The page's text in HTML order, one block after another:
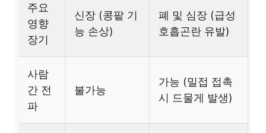
주요
영향
장기
신장 (콩팥 기
능 손상)
폐 및 심장 (급성
호흡곤란 유발)
사람
간 전
파
불가능
가능 (밀접 접촉
시 드물게 발생)